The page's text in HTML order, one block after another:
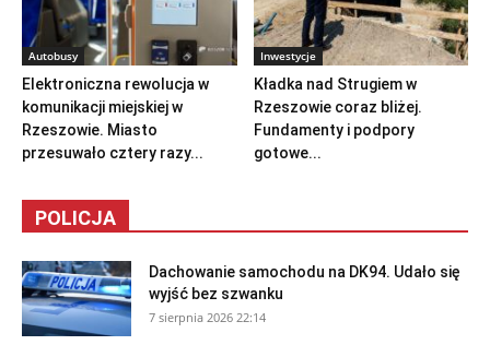
Autobusy
Elektroniczna rewolucja w
komunikacji miejskiej w
Rzeszowie. Miasto
przesuwało cztery razy...
Inwestycje
Kładka nad Strugiem w
Rzeszowie coraz bliżej.
Fundamenty i podpory
gotowe...
POLICJA
Dachowanie samochodu na DK94. Udało się
wyjść bez szwanku
7 sierpnia 2026 22:14